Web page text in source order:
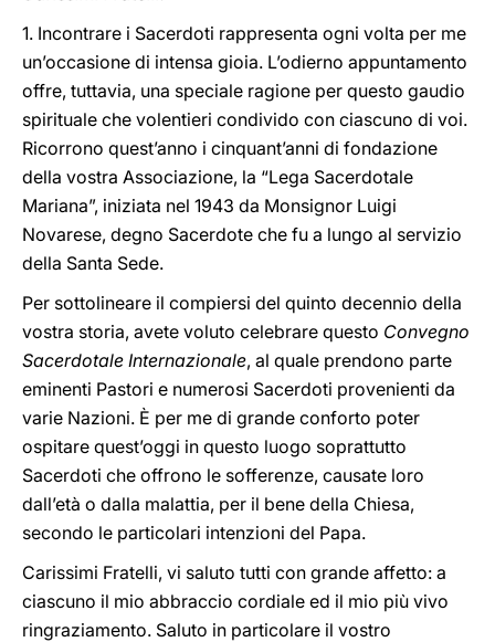
1. Incontrare i Sacerdoti rappresenta ogni volta per me
un’occasione di intensa gioia. L’odierno appuntamento
offre, tuttavia, una speciale ragione per questo gaudio
spirituale che volentieri condivido con ciascuno di voi.
Ricorrono quest’anno i cinquant’anni di fondazione
della vostra Associazione, la “Lega Sacerdotale
Mariana”, iniziata nel 1943 da Monsignor Luigi
Novarese, degno Sacerdote che fu a lungo al servizio
della Santa Sede.
Per sottolineare il compiersi del quinto decennio della
vostra storia, avete voluto celebrare questo Convegno
Sacerdotale Internazionale, al quale prendono parte
eminenti Pastori e numerosi Sacerdoti provenienti da
varie Nazioni. È per me di grande conforto poter
ospitare quest’oggi in questo luogo soprattutto
Sacerdoti che offrono le sofferenze, causate loro
dall’età o dalla malattia, per il bene della Chiesa,
secondo le particolari intenzioni del Papa.
Carissimi Fratelli, vi saluto tutti con grande affetto: a
ciascuno il mio abbraccio cordiale ed il mio più vivo
ringraziamento. Saluto in particolare il vostro